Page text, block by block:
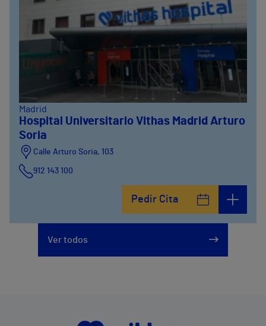
Madrid
Hospital Universitario Vithas Madrid Arturo
Soria
Calle Arturo Soria, 103
912 143 100
Pedir Cita
Ver todos